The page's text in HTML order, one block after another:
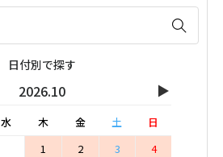
日付別で探す
2026.10 ▶
水 木 金 土
日
1
2 3
4